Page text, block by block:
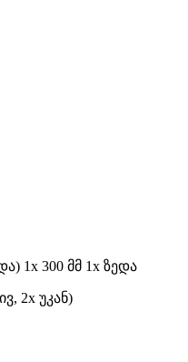
1x 300 მმ 1x ზედა
2x უკან)